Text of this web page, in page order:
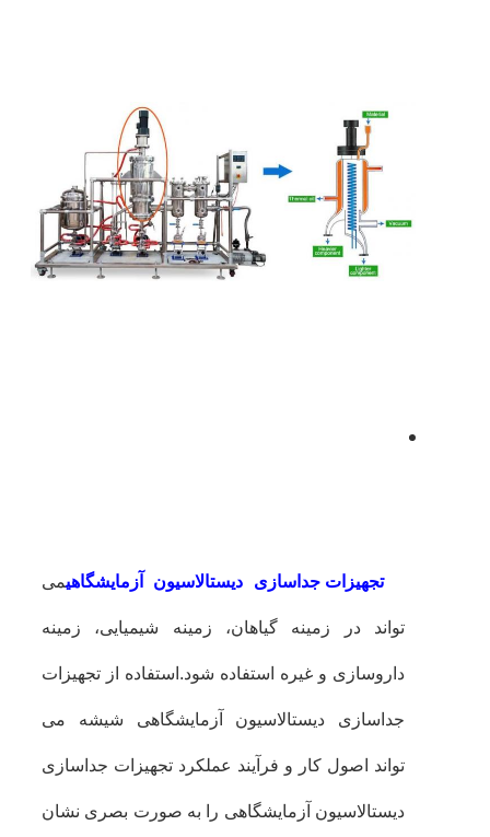
تجهیزات جداسازی دیستالاسیون آزمایشگاهیمی
تواند در زمینه گیاهان، زمینه شیمیایی، زمینه
داروسازی و غیره استفاده شود.استفاده از تجهیزات
جداسازی دیستالاسیون آزمایشگاهی شیشه می
تواند اصول کار و فرآیند عملکرد تجهیزات جداسازی
دیستالاسیون آزمایشگاهی را به صورت بصری نشان